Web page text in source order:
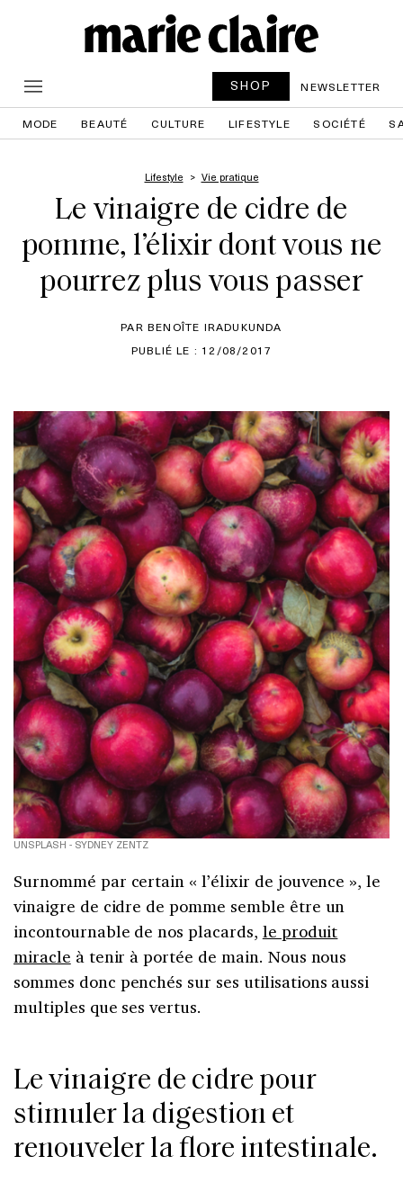
SHOP NEWSLETTER
MODE BEAUTÉ CULTURE LIFESTYLE SOCIÉTÉ
Lifestyle Vie pratique
Le vinaigre de cidre de
pomme, l’élixir dont vous ne
pourrez plus vous passer
PAR BENOÎTE IRADUKUNDA
PUBLIÉ LE : 12/08/2017
UNSPLASH - SYDNEY ZENTZ
Surnommé par certain « l’élixir de jouvence », le
vinaigre de cidre de pomme semble être un
incontournable de nos placards, le produit
miracle à tenir à portée de main. Nous nous
sommes donc penchés sur ses utilisations aussi
multiples que ses vertus.
Le vinaigre de cidre pour
stimuler la digestion et
renouveler la flore intestinale.